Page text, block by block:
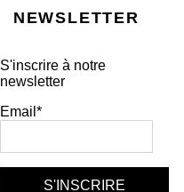
NEWSLETTER
S'inscrire à notre
newsletter
Email*